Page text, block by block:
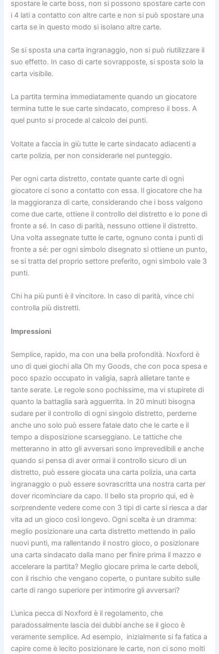
spostare le carte boss, non si possono spostare carte con
i 4 lati a contatto con altre carte e non si può spostare una
carta se in questo modo si isolano altre carte.
Se si sposta una carta ingranaggio, non si può riutilizzare il
suo effetto. In caso di carte sovrapposte, si sposta solo la
carta visibile.
La partita termina immediatamente quando un giocatore
termina tutte le sue carte sindacato, compreso il boss. A
quel punto si procede al calcolo dei punti.
Voltate a faccia in giù tutte le carte sindacato adiacenti a
carte polizia, per non considerarle nel punteggio.
Per ogni carta distretto, contate quante carte di ogni
giocatore ci sono a contatto con essa. Il giocatore che ha
la maggioranza di carte, considerando che i boss valgono
come due carte, ottiene il controllo del distretto e lo pone di
fronte a sé. In caso di parità, nessuno ottiene il distretto.
Una volta assegnate tutte le carte, ognuno conta i punti di
fronte a sé: per ogni simbolo disegnato si ottiene un punto,
se si tratta del proprio settore preferito, ogni simbolo vale 3
punti.
Chi ha più punti è il vincitore. In caso di parità, vince chi
controlla più distretti.
Impressioni
Semplice, rapido, ma con una bella profondità. Noxford è
uno di quei giochi alla Oh my Goods, che con poca spesa e
poco spazio occupato in valigia, saprà allietare tante e
tante serate. Le regole sono pochissime, ma vi stupirete di
quanto la battaglia sarà agguerrita. In 20 minuti bisogna
sudare per il controllo di ogni singolo distretto, perderne
anche uno solo può essere fatale dato che le carte e il
tempo a disposizione scarseggiano. Le tattiche che
metteranno in atto gli avversari sono imprevedibili e anche
quando si pensa di aver ormai il controllo sicuro di un
distretto, può essere giocata una carta polizia, una carta
ingranaggio o può essere sovrascritta una nostra carta per
dover ricominciare da capo. Il bello sta proprio qui, ed è
sorprendente vedere come con 3 tipi di carte si riesca a dar
vita ad un gioco così longevo. Ogni scelta è un dramma:
meglio posizionare una carta distretto mettendo in palio
nuovi punti, ma rallentando il nostro gioco, o posizionare
una carta sindacato dalla mano per finire prima il mazzo e
accelerare la partita? Meglio giocare prima le carte deboli,
con il rischio che vengano coperte, o puntare subito sulle
carte di rango superiore per intimorire gli avversari?
L’unica pecca di Noxford è il regolamento, che
paradossalmente lascia dei dubbi anche se il gioco è
veramente semplice. Ad esempio, inizialmente si fa fatica a
capire come è lecito posizionare le carte, non ci sono molti